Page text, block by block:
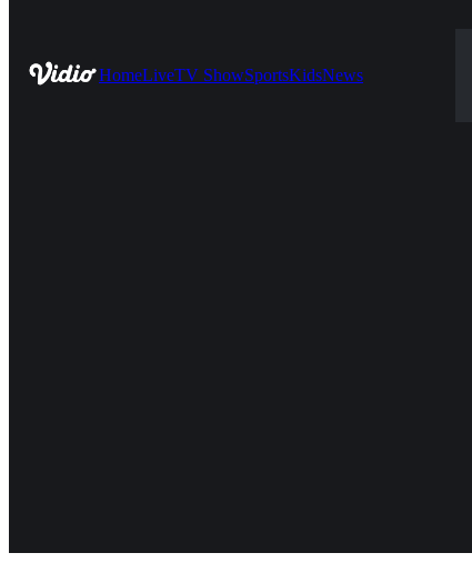
HomeLiveTV ShowSportsKidsNews